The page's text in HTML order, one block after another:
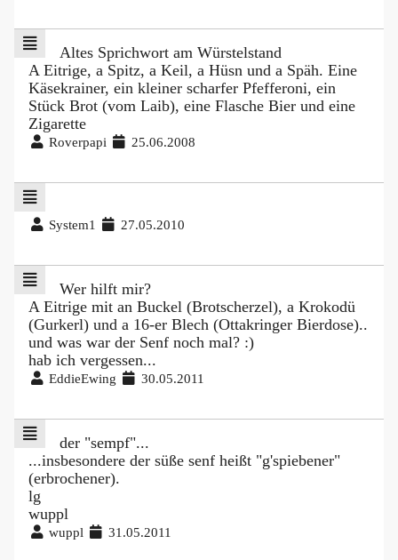
Altes Sprichwort am Würstelstand
A Eitrige, a Spitz, a Keil, a Hüsn und a Späh. Eine
Käsekrainer, ein kleiner scharfer Pfefferoni, ein
Stück Brot (vom Laib), eine Flasche Bier und eine
Zigarette
Roverpapi 25.06.2008
System1 27.05.2010
Wer hilft mir?
A Eitrige mit an Buckel (Brotscherzel), a Krokodü
(Gurkerl) und a 16-er Blech (Ottakringer Bierdose)..
und was war der Senf noch mal? :)
hab ich vergessen...
EddieEwing 30.05.2011
der "sempf"...
...insbesondere der süße senf heißt "g'spiebener"
(erbrochener).
lg
wuppl
wuppl 31.05.2011